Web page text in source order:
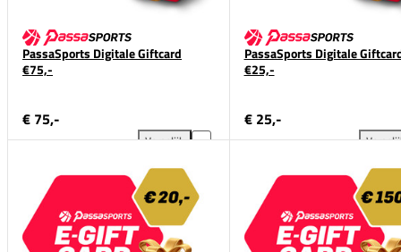
PassaSports Digitale Giftcard
€75,-
€ 75,-
Vergelijk
PassaSports Digitale
€25,-
€ 25,-